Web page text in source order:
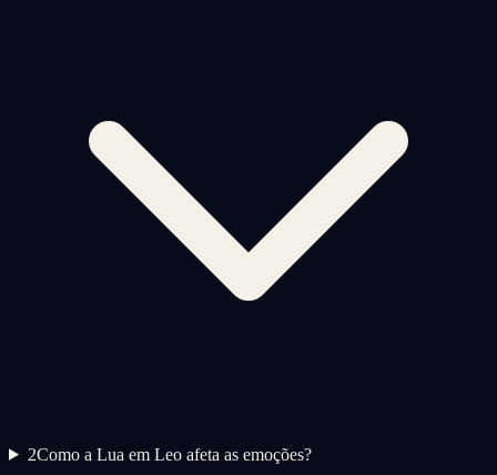
2Como a Lua em Leo afeta as emoções?